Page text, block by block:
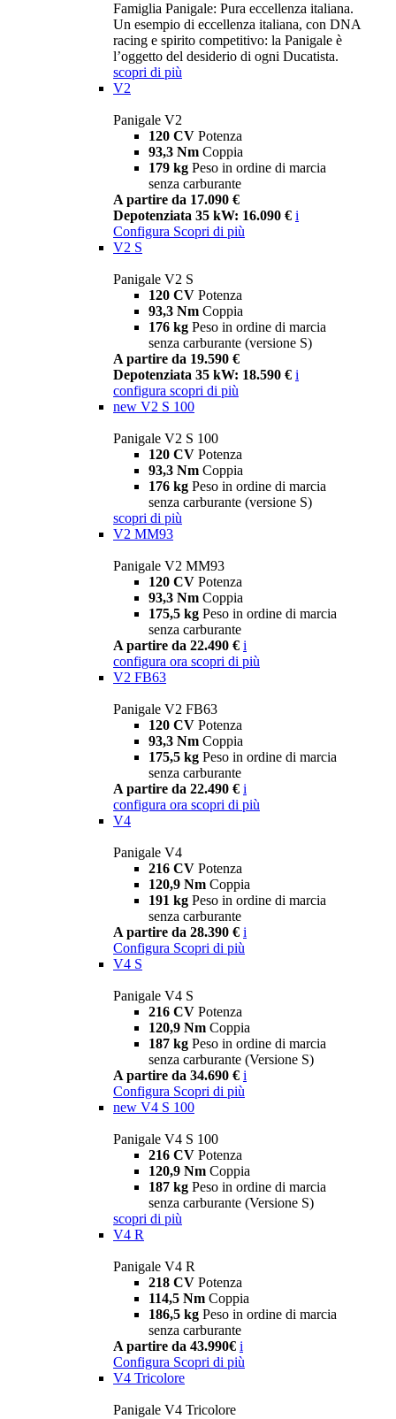
Famiglia Panigale: Pura eccellenza italiana.
Un esempio di eccellenza italiana, con DNA
racing e spirito competitivo: la Panigale è
l’oggetto del desiderio di ogni Ducatista.
scopri di più
V2
Panigale V2
120 CV Potenza
93,3 Nm Coppia
179 kg Peso in ordine di marcia
senza carburante
A partire da 17.090 €
Depotenziata 35 kW: 16.090 € i
Configura Scopri di più
V2 S
Panigale V2 S
120 CV Potenza
93,3 Nm Coppia
176 kg Peso in ordine di marcia
senza carburante (versione S)
A partire da 19.590 €
Depotenziata 35 kW: 18.590 € i
configura scopri di più
new V2 S 100
Panigale V2 S 100
120 CV Potenza
93,3 Nm Coppia
176 kg Peso in ordine di marcia
senza carburante (versione S)
scopri di più
V2 MM93
Panigale V2 MM93
120 CV Potenza
93,3 Nm Coppia
175,5 kg Peso in ordine di marcia
senza carburante
A partire da 22.490 € i
configura ora scopri di più
V2 FB63
Panigale V2 FB63
120 CV Potenza
93,3 Nm Coppia
175,5 kg Peso in ordine di marcia
senza carburante
A partire da 22.490 € i
configura ora scopri di più
V4
Panigale V4
216 CV Potenza
120,9 Nm Coppia
191 kg Peso in ordine di marcia
senza carburante
A partire da 28.390 € i
Configura Scopri di più
V4 S
Panigale V4 S
216 CV Potenza
120,9 Nm Coppia
187 kg Peso in ordine di marcia
senza carburante (Versione S)
A partire da 34.690 € i
Configura Scopri di più
new V4 S 100
Panigale V4 S 100
216 CV Potenza
120,9 Nm Coppia
187 kg Peso in ordine di marcia
senza carburante (Versione S)
scopri di più
V4 R
Panigale V4 R
218 CV Potenza
114,5 Nm Coppia
186,5 kg Peso in ordine di marcia
senza carburante
A partire da 43.990€ i
Configura Scopri di più
V4 Tricolore
Panigale V4 Tricolore